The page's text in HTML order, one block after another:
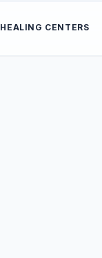
HEALING CENTERS